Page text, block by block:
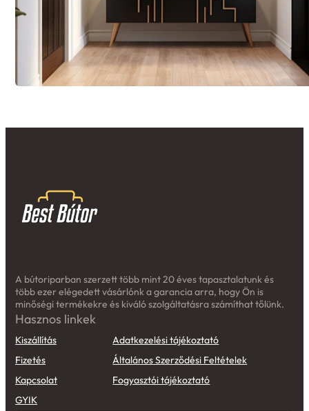
A bútoriparban szerzett több mint 20 éves tapasztalatunk és
több ezer elégedett vásárlónk a garancia arra, hogy Ön is
minőségi termékekre és kiváló szolgáltatásra számíthat tőlünk.
Hasznos linkek
Kiszállítás
Fizetés
Kapcsolat
Adatkezelési tájékoztató
Általános Szerződési Feltételek